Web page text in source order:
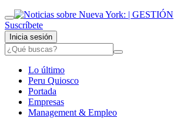
Suscríbete
Inicia sesión
Lo último
Peru Quiosco
Portada
Empresas
Management & Empleo